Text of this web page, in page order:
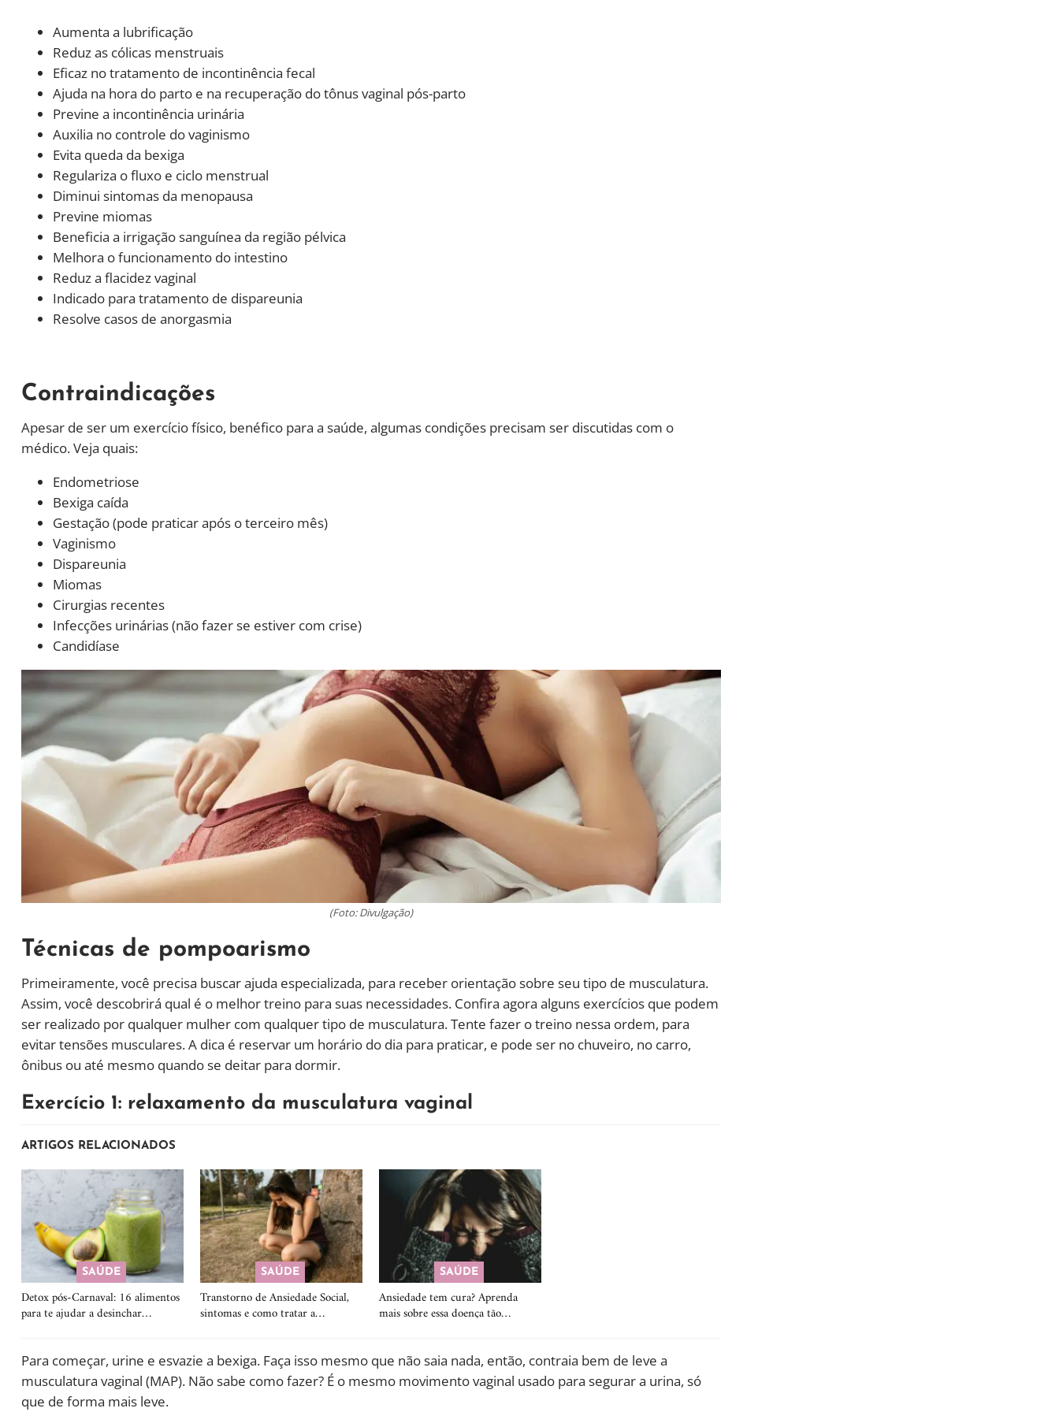
Aumenta a lubrificação
Reduz as cólicas menstruais
Eficaz no tratamento de incontinência fecal
Ajuda na hora do parto e na recuperação do tônus vaginal pós-parto
Previne a incontinência urinária
Auxilia no controle do vaginismo
Evita queda da bexiga
Regulariza o fluxo e ciclo menstrual
Diminui sintomas da menopausa
Previne miomas
Beneficia a irrigação sanguínea da região pélvica
Melhora o funcionamento do intestino
Reduz a flacidez vaginal
Indicado para tratamento de dispareunia
Resolve casos de anorgasmia
Contraindicações
Apesar de ser um exercício físico, benéfico para a saúde, algumas condições precisam ser discutidas com o
médico. Veja quais:
Endometriose
Bexiga caída
Gestação (pode praticar após o terceiro mês)
Vaginismo
Dispareunia
Miomas
Cirurgias recentes
Infecções urinárias (não fazer se estiver com crise)
Candidíase
(Foto: Divulgação)
Técnicas de pompoarismo
Primeiramente, você precisa buscar ajuda especializada, para receber orientação sobre seu tipo de musculatura.
Assim, você descobrirá qual é o melhor treino para suas necessidades. Confira agora alguns exercícios que podem
ser realizado por qualquer mulher com qualquer tipo de musculatura. Tente fazer o treino nessa ordem, para
evitar tensões musculares. A dica é reservar um horário do dia para praticar, e pode ser no chuveiro, no carro,
ônibus ou até mesmo quando se deitar para dormir.
Exercício 1: relaxamento da musculatura vaginal
ARTIGOS RELACIONADOS
SAÚDE
Detox pós-Carnaval: 16 alimentos
para te ajudar a desinchar…
SAÚDE
Transtorno de Ansiedade Social,
sintomas e como tratar a…
SAÚDE
Ansiedade tem cura? Aprenda
mais sobre essa doença tão…
Para começar, urine e esvazie a bexiga. Faça isso mesmo que não saia nada, então, contraia bem de leve a
musculatura vaginal (MAP). Não sabe como fazer? É o mesmo movimento vaginal usado para segurar a urina, só
que de forma mais leve.